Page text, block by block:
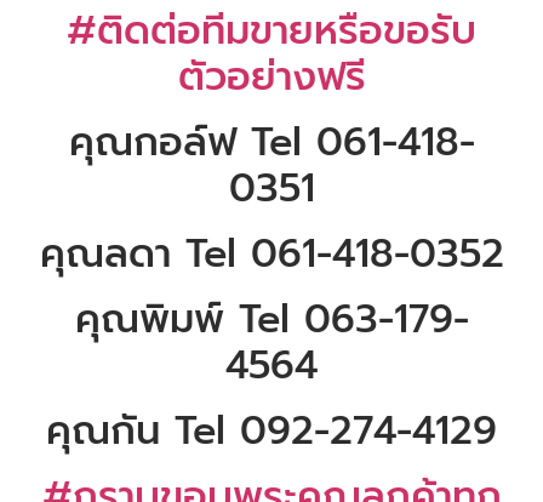
#ติดต่อทีมขายหรือขอรับ
ตัวอย่างฟรี
คุณกอล์ฟ Tel 061-418-
0351
คุณลดา Tel 061-418-0352
คุณพิมพ์ Tel 063-179-
4564
คุณกัน Tel 092-274-4129